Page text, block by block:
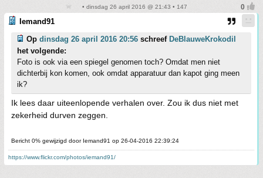
• dinsdag 26 april 2016 @ 21:43 • 147
Iemand91
Op dinsdag 26 april 2016 20:56 schreef DeBlauweKrokodil
het volgende:
Foto is ook via een spiegel genomen toch? Omdat men niet
dichterbij kon komen, ook omdat apparatuur dan kapot ging meen
ik?
Ik lees daar uiteenlopende verhalen over. Zou ik dus niet met
zekerheid durven zeggen.
Bericht 0% gewijzigd door Iemand91 op 26-04-2016 22:39:24
https://www.flickr.com/photos/iemand91/